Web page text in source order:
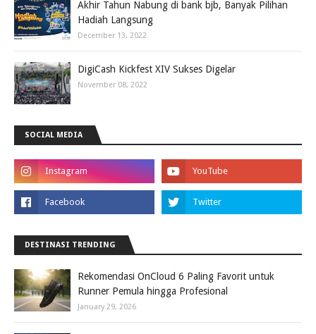
Akhir Tahun Nabung di bank bjb, Banyak Pilihan
Hadiah Langsung
December 13, 2022
DigiCash Kickfest XIV Sukses Digelar
November 08, 2022
SOCIAL MEDIA
DESTINASI TRENDING
Rekomendasi OnCloud 6 Paling Favorit untuk
Runner Pemula hingga Profesional
January 29, 2026